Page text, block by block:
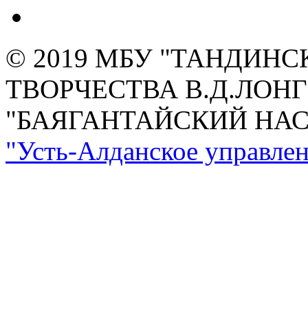
© 2019 МБУ
ТВОРЧЕСТВА
"БАЯГАНТАЙСКИЙ
"Усть-Алданское